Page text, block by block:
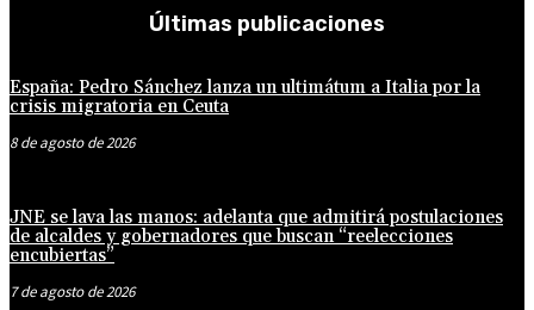
Últimas publicaciones
España: Pedro Sánchez lanza un ultimátum a Italia por la
crisis migratoria en Ceuta
8 de agosto de 2026
JNE se lava las manos: adelanta que admitirá postulaciones
de alcaldes y gobernadores que buscan “reelecciones
encubiertas”
7 de agosto de 2026